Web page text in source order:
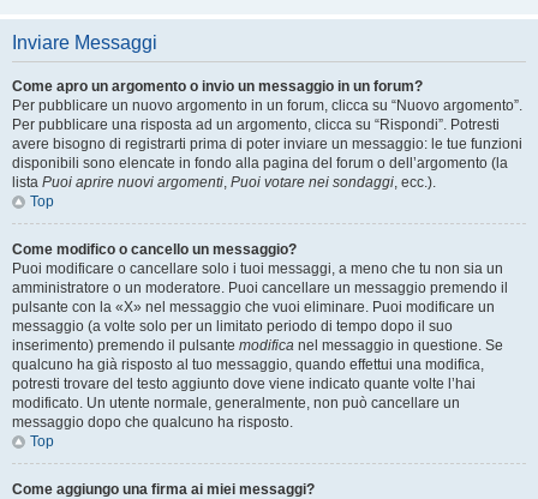
Inviare Messaggi
Come apro un argomento o invio un messaggio in un forum?
Per pubblicare un nuovo argomento in un forum, clicca su “Nuovo argomento”.
Per pubblicare una risposta ad un argomento, clicca su “Rispondi”. Potresti
avere bisogno di registrarti prima di poter inviare un messaggio: le tue funzioni
disponibili sono elencate in fondo alla pagina del forum o dell’argomento (la
lista Puoi aprire nuovi argomenti, Puoi votare nei sondaggi, ecc.).
Top
Come modifico o cancello un messaggio?
Puoi modificare o cancellare solo i tuoi messaggi, a meno che tu non sia un
amministratore o un moderatore. Puoi cancellare un messaggio premendo il
pulsante con la «X» nel messaggio che vuoi eliminare. Puoi modificare un
messaggio (a volte solo per un limitato periodo di tempo dopo il suo
inserimento) premendo il pulsante modifica nel messaggio in questione. Se
qualcuno ha già risposto al tuo messaggio, quando effettui una modifica,
potresti trovare del testo aggiunto dove viene indicato quante volte l’hai
modificato. Un utente normale, generalmente, non può cancellare un
messaggio dopo che qualcuno ha risposto.
Top
Come aggiungo una firma ai miei messaggi?